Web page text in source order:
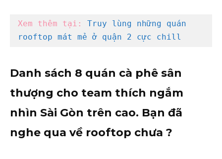
Xem thêm tại: Truy lùng những quán
rooftop mát mẻ ở quận 2 cực chill
Danh sách 8 quán cà phê sân
thượng cho team thích ngắm
nhìn Sài Gòn trên cao. Bạn đã
nghe qua về rooftop chưa ?